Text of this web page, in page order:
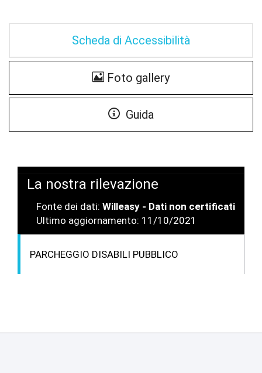
Scheda di Accessibilità
Foto gallery
Guida
La nostra rilevazione
Fonte dei dati: Willeasy - Dati non certificati
Ultimo aggiornamento: 11/10/2021
PARCHEGGIO DISABILI PUBBLICO